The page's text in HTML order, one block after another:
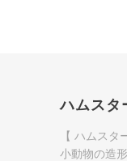
ハムスタ
【 ハムスタ
小動物の造